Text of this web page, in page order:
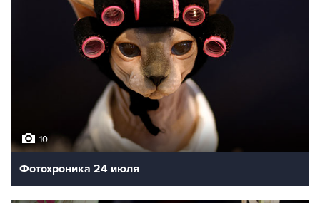
10
Фотохроника 24 июля